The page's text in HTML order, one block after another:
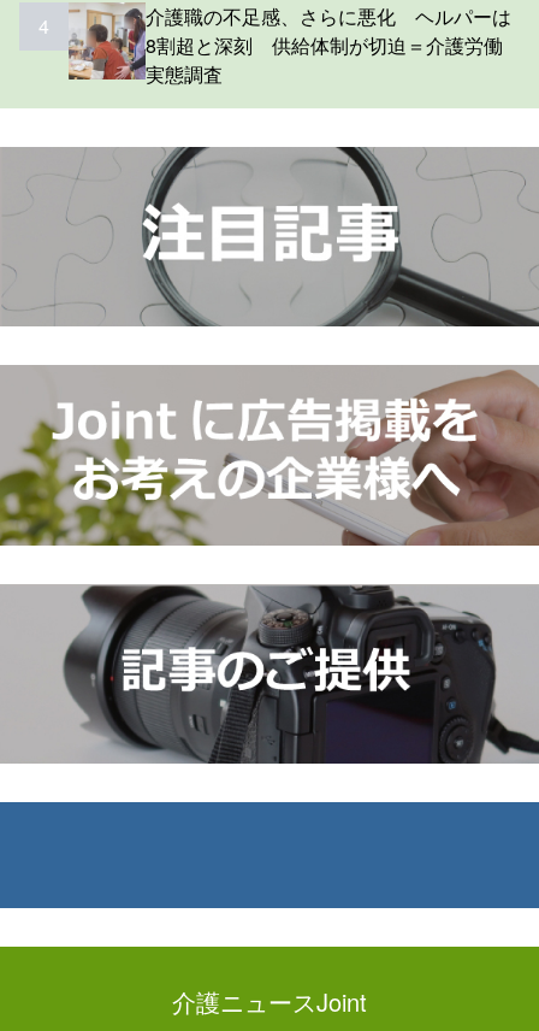
4
介護職の不足感、さらに悪化 ヘルパーは
8割超と深刻 供給体制が切迫＝介護労働
実態調査
介護ニュースJoint